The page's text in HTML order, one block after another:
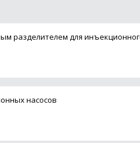
разделителем для
насосов